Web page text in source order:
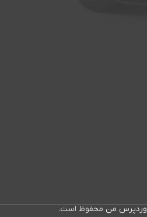
وردپرس من محفوظ است.